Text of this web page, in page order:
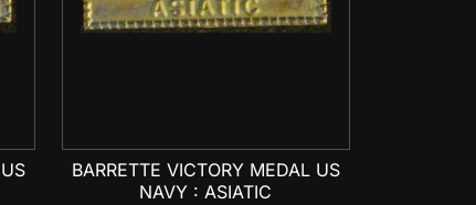
 Aperçu rapide
BARRETTE VICTORY MEDAL US
NAVY : ASIATIC